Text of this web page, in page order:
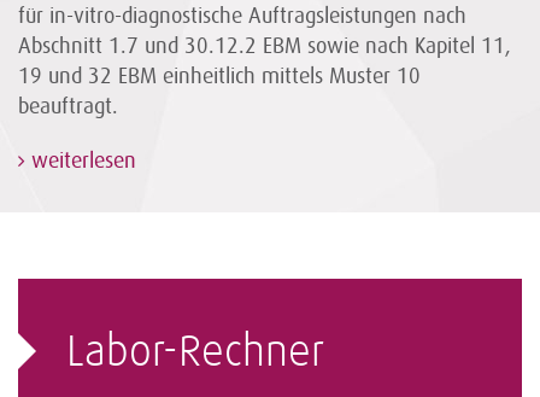
für in-vitro-diagnostische Auftragsleistungen nach
Abschnitt 1.7 und 30.12.2 EBM sowie nach Kapitel 11,
19 und 32 EBM einheitlich mittels Muster 10
beauftragt.
weiterlesen
Labor-Rechner